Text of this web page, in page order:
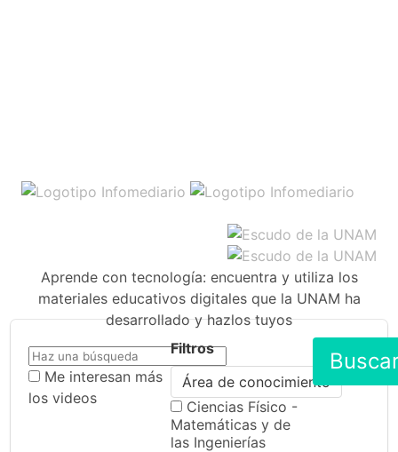
Aprende con tecnología: encuentra y utiliza los
materiales educativos digitales que la UNAM ha
desarrollado y hazlos tuyos
Me interesan más
los videos
Filtros
Área de conocimiento
Ciencias Físico -
Matemáticas y de
las Ingenierías